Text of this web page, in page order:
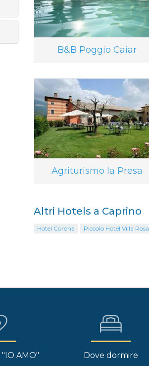
B&B Poggio Caiar
Agriturismo la Presa
Altri Hotels a Caprino
Hotel Corona Piccolo Hotel Villa Rosa
AMO" Dove dormire